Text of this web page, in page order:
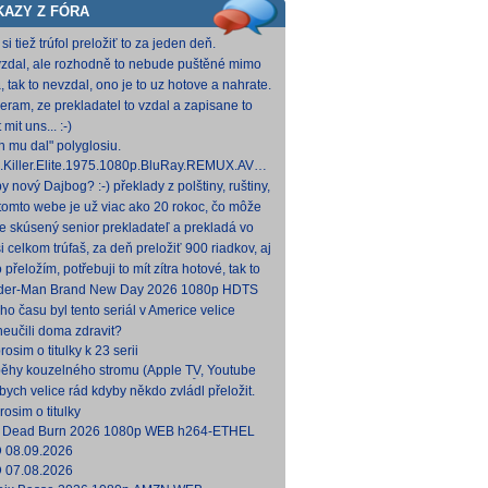
Z FÓRA
si tiež trúfol preložiť to za jeden deň.
ale rozhodně to nebude puštěné mimo
Samozřejmě překladač.
tak to nevzdal, ono je to uz hotove a nahrate.
ze prekladatel to vzdal a zapisane to
mit uns... :-)
mu dal" polyglosiu.
[21,73 GB] Dnes na WS.
nový Dajbog? :-) překlady z polštiny, ruštiny,
francouzštiny, angličtiny (12-24 hod
webe je už viac ako 20 rokoc, čo môže
vyšší vek (pokojne aj nad 40, či 50).
skúsený senior prekladateľ a prekladá vo
pre Netflix, HBO a iné, nemal by to byť
celkom trúfaš, za deň preložiť 900 riadkov, aj
a nenáročných, plus úprava
přeložím, potřebuji to mít zítra hotové, tak to
rovnou hodim.
Man Brand New Day 2026 1080p HDTS
0 H 264-LMNTRY
času byl tento seriál v Americe velice
no je docela škoda, že nemá české
doma zdravit?
o titulky k 23 serii
kouzelného stromu (Apple TV, Youtube
jen dabing CZ/SK, bez titulků
velice rád kdyby někdo zvládl přeložit.
předem
o titulky
Dead Burn 2026 1080p WEB h264-ETHEL
08.09.2026
07.08.2026